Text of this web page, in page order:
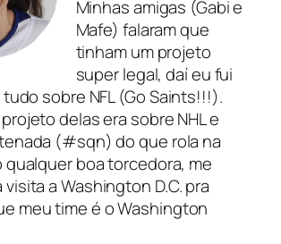
Minhas amigas (Gabi e
Mafe) falaram que
tinham um projeto
super legal, daí eu fui
sobre NFL (Go Saints!!!).
delas era sobre NHL e
(#sqn) do que rola na
qualquer boa torcedora, me
a Washington D.C. pra
meu time é o Washington